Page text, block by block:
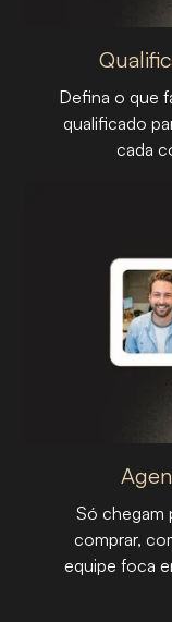
Defina o que
qualificado
cada
Só chegam
comprar,
equipe foca